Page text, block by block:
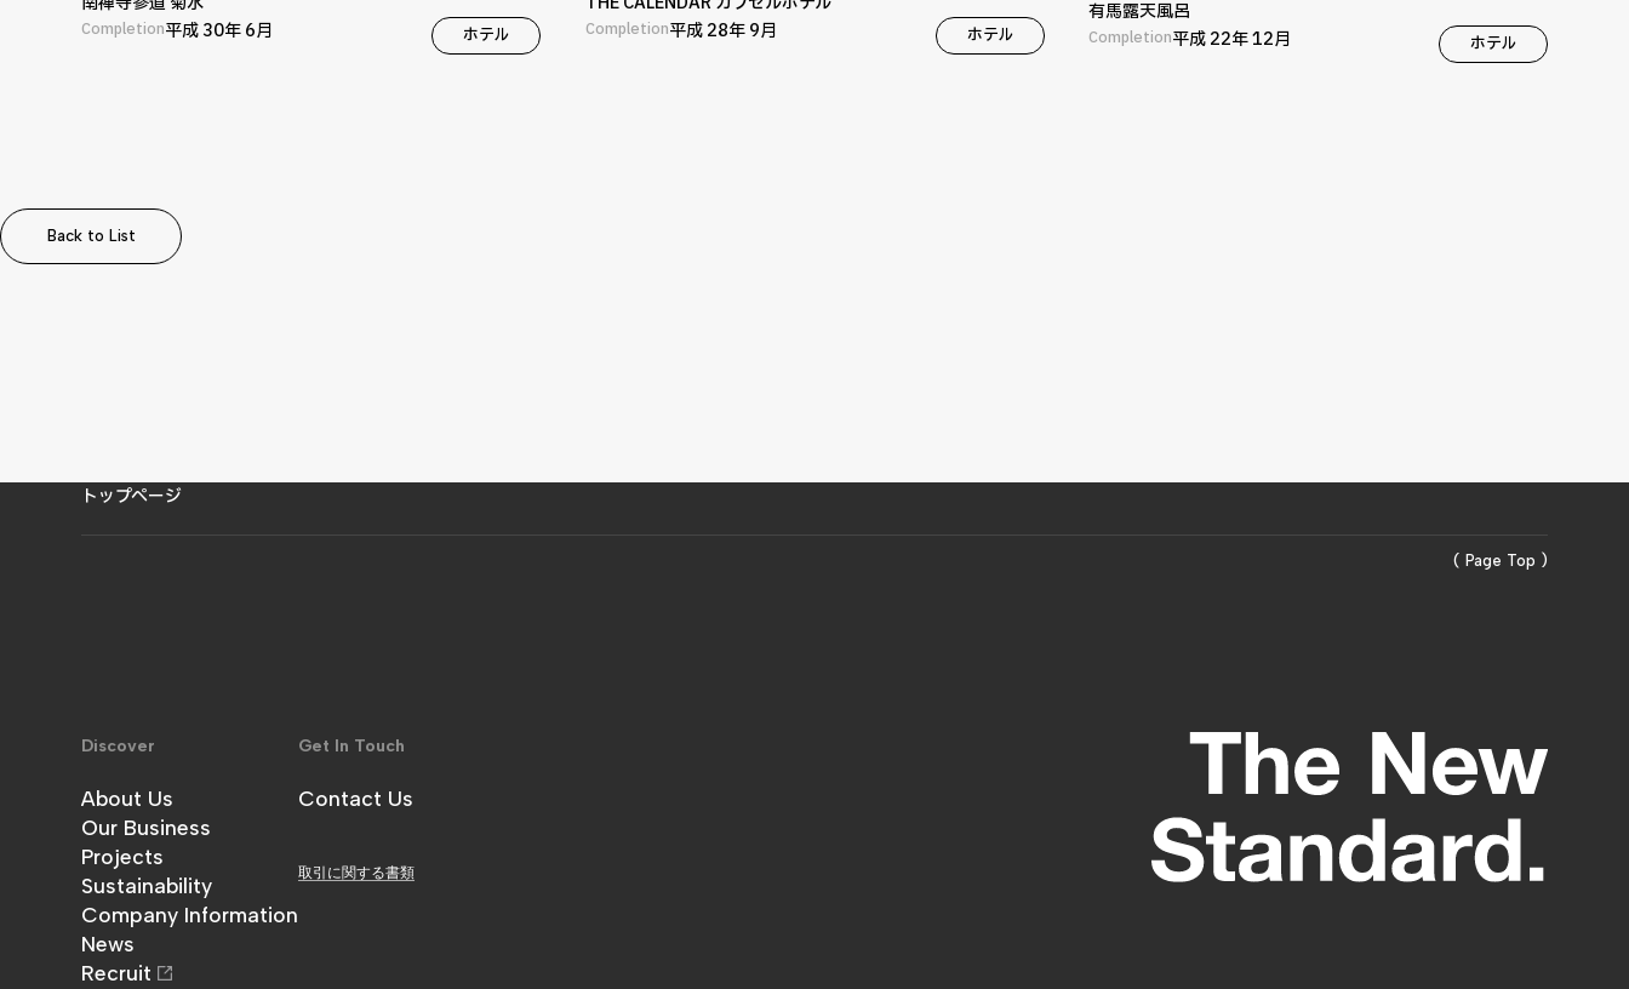
Completion平成 30年 6月 ホテル Completion平成 28年 9月 ホテル
有馬露天風呂
Completion平成 22年 12月 ホテル
Back to List
トップページ
( Page Top )
Discover
About Us
金澤工務店について
Our Business
事業内容
Projects
施工実績
Sustainability
サステナビリティ
Company Information
企業情報
News
お知らせ
Recruit
Get In Touch
Contact Us
取引に関する書類